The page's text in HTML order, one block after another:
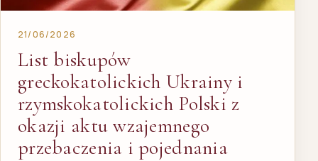
21/06/2026
List biskupów
greckokatolickich Ukrainy i
rzymskokatolickich Polski z
okazji aktu wzajemnego
przebaczenia i pojednania